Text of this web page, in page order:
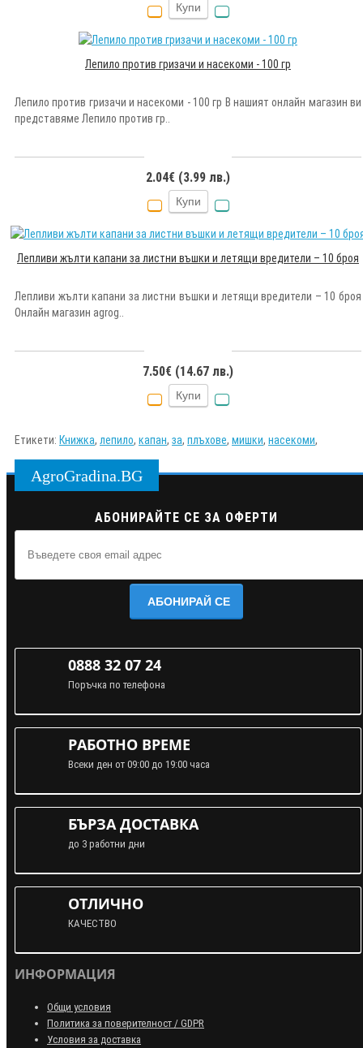
Купи
Лепило против гризачи и насекоми - 100 гр
Лепило против гризачи и насекоми - 100 гр В нашият онлайн магазин ви
представяме Лепило против гр..
2.04€ (3.99 лв.)
Купи
Лепливи жълти капани за листни въшки и летящи вредители – 10 броя
Лепливи жълти капани за листни въшки и летящи вредители – 10 броя
Онлайн магазин agrog..
7.50€ (14.67 лв.)
Купи
Етикети: Книжка, лепило, капан, за, плъхове, мишки, насекоми,
AgroGradina.BG
АБОНИРАЙТЕ СЕ ЗА ОФЕРТИ
АБОНИРАЙ СЕ
0888 32 07 24
Поръчка по телефона
РАБОТНО ВРЕМЕ
Всеки ден от 09:00 до 19:00 часа
БЪРЗА ДОСТАВКА
до 3 работни дни
ОТЛИЧНО
КАЧЕСТВО
ИНФОРМАЦИЯ
Общи условия
Политика за поверителност / GDPR
Условия за доставка